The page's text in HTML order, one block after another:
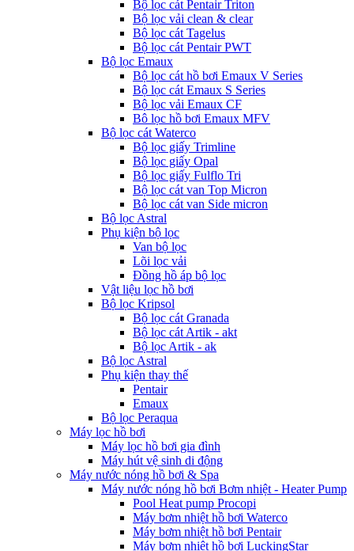
Bộ lọc cát Pentair Triton
Bộ lọc vải clean & clear
Bộ lọc cát Tagelus
Bộ lọc cát Pentair PWT
Bộ lọc Emaux
Bộ lọc cát hồ bơi Emaux V Series
Bộ lọc cát Emaux S Series
Bộ lọc vải Emaux CF
Bô lọc hồ bơi Emaux MFV
Bộ lọc cát Waterco
Bộ lọc giấy Trimline
Bộ lọc giấy Opal
Bộ lọc giấy Fulflo Tri
Bộ lọc cát van Top Micron
Bộ lọc cát van Side micron
Bộ lọc Astral
Phụ kiện bộ lọc
Van bộ lọc
Lõi lọc vải
Đồng hồ áp bộ lọc
Vật liệu lọc hồ bơi
Bộ lọc Kripsol
Bộ lọc cát Granada
Bộ lọc cát Artik - akt
Bộ lọc Artik - ak
Bộ lọc Astral
Phụ kiện thay thế
Pentair
Emaux
Bộ lọc Peraqua
Máy lọc hồ bơi
Máy lọc hồ bơi gia đình
Máy hút vệ sinh di động
Máy nước nóng hồ bơi & Spa
Máy nước nóng hồ bơi Bơm nhiệt - Heater Pump
Pool Heat pump Procopi
Máy bơm nhiệt hồ bơi Waterco
Máy bơm nhiệt hồ bơi Pentair
Máy bơm nhiệt hồ bơi LuckingStar